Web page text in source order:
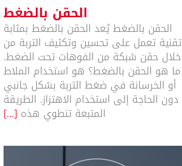
الحقن بالضغط
الحقن بالضغط يُعد الحقن بالضغط بمثابة
تقنية تعمل على تحسين وتكثيف التربة من
خلال حقن شبكة من الفوهات تحت الضغط.
ما هو الحقن بالضغط؟ هو استخدام الملاط
أو الخرسانة في ضغط التربة بشكل جانبي
دون الحاجة إلى استخدام الاهتزاز. الطريقة
المتبعة تنطوي هذه [...]